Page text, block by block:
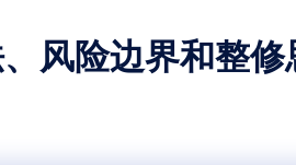
风险边界和整修